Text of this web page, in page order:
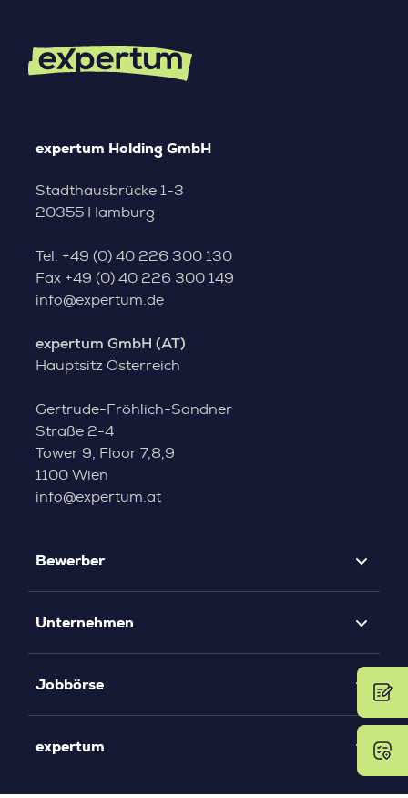
expertum Holding GmbH
Stadthausbrücke 1-3
20355 Hamburg
Tel. +49 (0) 40 226 300 130
Fax +49 (0) 40 226 300 149
info@expertum.de
expertum GmbH (AT)
Hauptsitz Österreich
Gertrude-Fröhlich-Sandner
Straße 2-4
Tower 9, Floor 7,8,9
1100 Wien
info@expertum.at
Bewerber
Unternehmen
Jobbörse
expertum